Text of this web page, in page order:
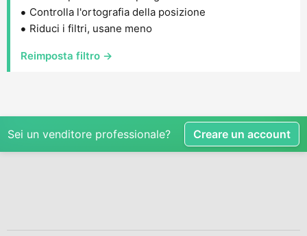
Controlla l'ortografia della posizione
Riduci i filtri, usane meno
Reimposta filtro →
Sei un venditore professionale? Creare un account